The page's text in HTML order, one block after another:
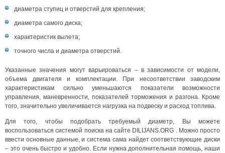
диаметра ступиц и отверстий для крепления;
диаметра самого диска;
характеристик вылета;
точного числа и диаметра отверстий.
Указанные значения могут варьироваться – в зависимости от модели,
объема двигателя и комплектации. При несоответствии заводским
характеристикам сильно уменьшаются показатели возможности
управления, маневренности, показателей торможения и разгона. Кроме
того, значительно увеличивается нагрузка на подвеску и расход топлива.
Для того, чтобы подобрать требуемый диаметр, Вы можете
воспользоваться системой поиска на сайте DILIJANS.ORG . Можно просто
ввести основные данные, и система сама найдет соответствующие диски
– это очень быстро и удобно. Если нужна дополнительная помощь, наши